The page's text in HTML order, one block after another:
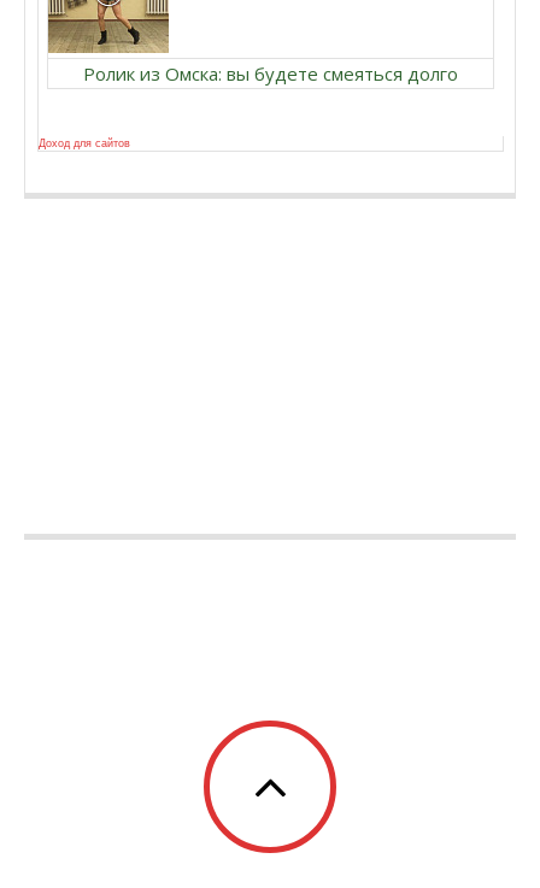
Ролик из Омска: вы будете смеяться долго
Доход для сайтов